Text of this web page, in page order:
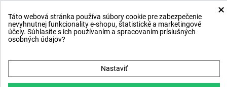
×
Táto webová stránka používa súbory cookie pre zabezpečenie
nevyhnutnej funkcionality e-shopu, štatistické a marketingové
účely. Súhlasíte s ich používaním a spracovaním príslušných
osobných údajov?
Nastaviť